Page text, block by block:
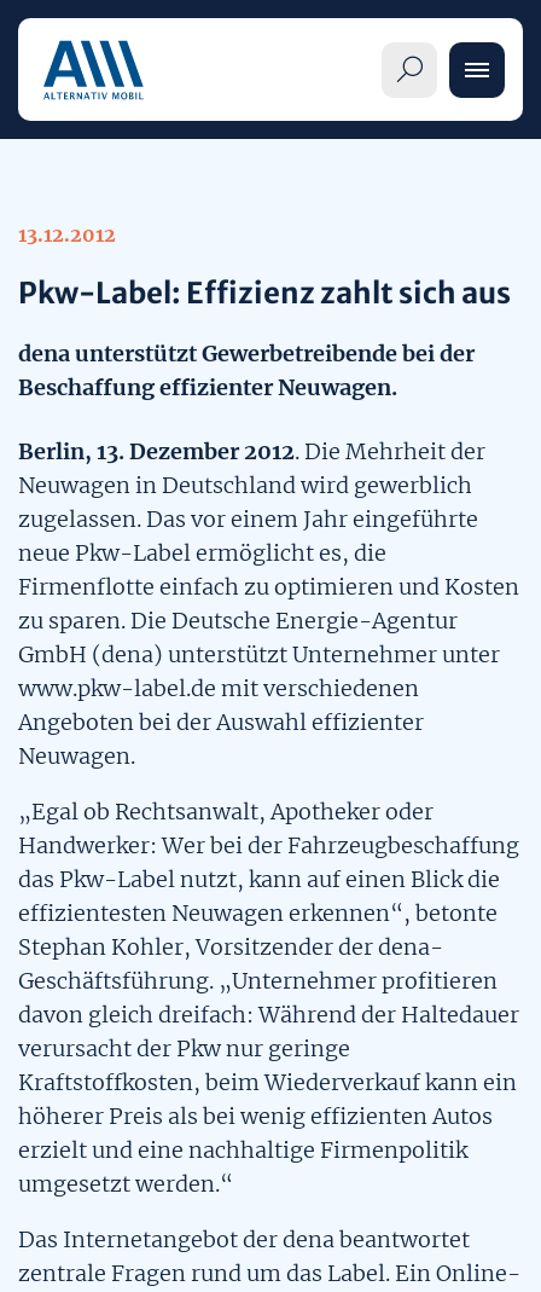
Übersicht
Pkw-Label im Detail
Verbraucherinnen und Verbraucher
Handel und Hersteller
Die WLTP-Verbrauchsmessung
Tools
Pkw-Aushang erstellen
Pkw-Label erstellen
Pkw-Kostenrechner
FAQs
Handel und Hersteller
Verbraucherinnen und Verbraucher
Übersicht
Elektrofahrzeuge (BEV)
Brennstoffzellenautos (FCEV)
Hybride
Gasfahrzeuge
Tool: Vergleich Alternative Antriebe
Weitere Themen
Übersicht
10 Mythen und Fakten zur Elektromobilität
Umweltvorteile von Elektroautos
Reichweiten und Ladeinfrastruktur
Kostenfaktoren alternativer Antriebe
CO2-Preis
Tool: Pkw-Kostenrechner
Mobilitätsangebote
Mobilität im Wandel
Tool: CO₂-Rechner
Tool: Mobilitäts-Quartett
Stories
Publikationen
Veröffentlichungen & Meldungen
Downloads & Materialien
Alle Tools
Übersicht
Pkw Energie Check
Pkw Label erstellen
Pkw Aushang erstellen
Pkw-Kostenrechner
Vergleich Alternative Antriebe
CO2-Rechner
Mobilitätsquartett
13.12.2012
Pkw-Label: Effizienz zahlt sich aus
dena unterstützt Gewerbetreibende bei der
Beschaffung effizienter Neuwagen.
Berlin, 13. Dezember 2012. Die Mehrheit der
Neuwagen in Deutschland wird gewerblich
zugelassen. Das vor einem Jahr eingeführte
neue Pkw-Label ermöglicht es, die
Firmenflotte einfach zu optimieren und Kosten
zu sparen. Die Deutsche Energie-Agentur
GmbH (dena) unterstützt Unternehmer unter
www.pkw-label.de mit verschiedenen
Angeboten bei der Auswahl effizienter
Neuwagen.
„Egal ob Rechtsanwalt, Apotheker oder
Handwerker: Wer bei der Fahrzeugbeschaffung
das Pkw-Label nutzt, kann auf einen Blick die
effizientesten Neuwagen erkennen“, betonte
Stephan Kohler, Vorsitzender der dena-
Geschäftsführung. „Unternehmer profitieren
davon gleich dreifach: Während der Haltedauer
verursacht der Pkw nur geringe
Kraftstoffkosten, beim Wiederverkauf kann ein
höherer Preis als bei wenig effizienten Autos
erzielt und eine nachhaltige Firmenpolitik
umgesetzt werden.“
Das Internetangebot der dena beantwortet
zentrale Fragen rund um das Label. Ein Online-